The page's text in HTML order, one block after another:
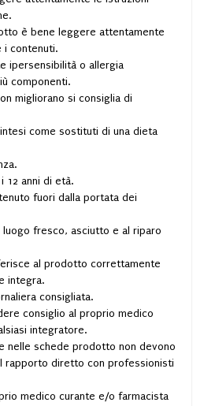
è bene leggere attentamente
i contenuti.
ipersensibilità o allergia
componenti.
migliorano si consiglia di
come sostituti di una dieta
12 anni di età.
fuori dalla portata dei
fresco, asciutto e al riparo
al prodotto correttamente
integra.
consigliata.
consiglio al proprio medico
integratore.
nelle schede prodotto non devono
rapporto diretto con professionisti
medico curante e/o farmacista